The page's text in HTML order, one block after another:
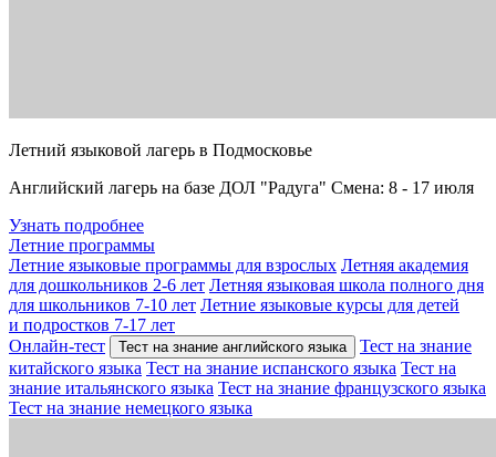
Летний языковой лагерь в Подмосковье
Английский лагерь на базе ДОЛ "Радуга" Смена: 8 - 17 июля
Узнать подробнее
Летние программы
Летние языковые программы для взрослых Летняя академия
для дошкольников 2-6 лет Летняя языковая школа полного дня
для школьников 7-10 лет Летние языковые курсы для детей
и подростков 7-17 лет
Онлайн-тест
Тест на знание английского языка
Тест на знание
китайского языка Тест на знание испанского языка Тест на
знание итальянского языка Тест на знание французского языка
Тест на знание немецкого языка